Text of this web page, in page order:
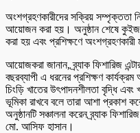
অংশগ্রহণকারীদের সক্রিয় সম্পৃক্ততা
আয়োজন করা হয়। অনুষ্ঠান শেষে কুইজ
করা হয় এবং প্রশিক্ষণে
আয়োজকরা জানান, ব্র্যাক ফিশারিজ
বছরব্যাপী এ ধরনের প্রশিক্ষণ
চিংড়ি খাতের উৎপাদনশীলতা বৃদ্ধি
ভূমিকা রাখবে বলে তারা আশা প্রকাশ
অনুষ্ঠানটি সঞ্চালনা করেন ব্র্যাক
মো. আসিফ হাসান।